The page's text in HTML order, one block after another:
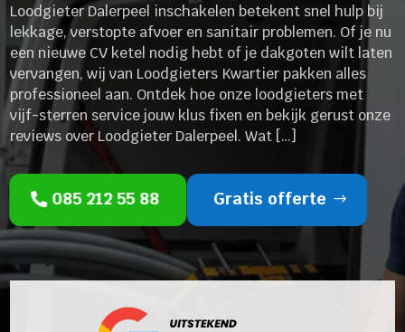
Loodgieter Dalerpeel inschakelen betekent snel hulp bij
lekkage, verstopte afvoer en sanitair problemen. Of je nu
een nieuwe CV ketel nodig hebt of je dakgoten wilt laten
vervangen, wij van Loodgieters Kwartier pakken alles
professioneel aan. Ontdek hoe onze loodgieters met
vijf-sterren service jouw klus fixen en bekijk gerust onze
reviews over Loodgieter Dalerpeel. Wat […]
085 212 55 88 Gratis offerte